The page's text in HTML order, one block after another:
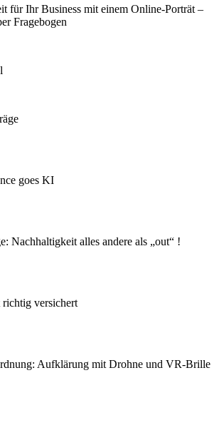
für Ihr Business mit einem Online-Porträt –
Fragebogen
goes KI
Nachhaltigkeit alles andere als „out“ !
versichert
Aufklärung mit Drohne und VR-Brille